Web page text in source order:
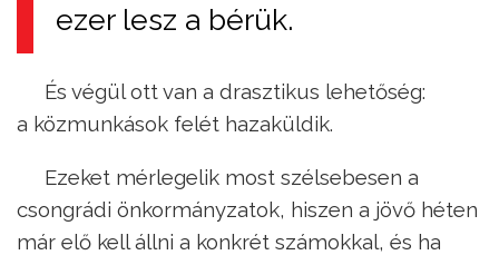
ezer lesz a bérük.
És végül ott van a drasztikus lehetőség:
a közmunkások felét hazaküldik.
Ezeket mérlegelik most szélsebesen a
csongrádi önkormányzatok, hiszen a jövő héten
már elő kell állni a konkrét számokkal, és ha